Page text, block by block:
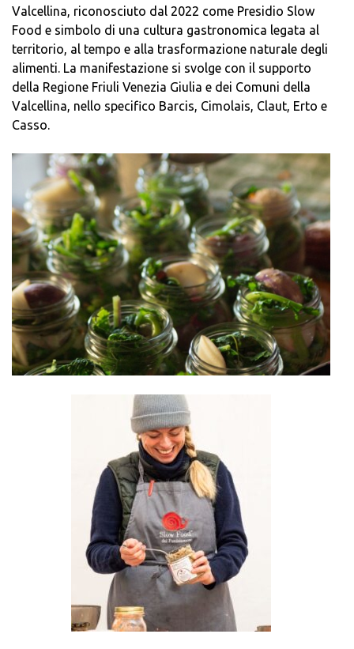
Valcellina, riconosciuto dal 2022 come Presidio Slow
Food e simbolo di una cultura gastronomica legata al
territorio, al tempo e alla trasformazione naturale degli
alimenti. La manifestazione si svolge con il supporto
della Regione Friuli Venezia Giulia e dei Comuni della
Valcellina, nello specifico Barcis, Cimolais, Claut, Erto e
Casso.